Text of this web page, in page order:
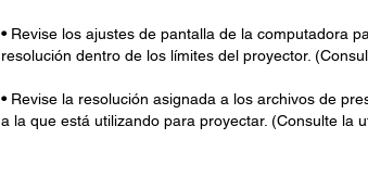
• Revise los ajustes de pantalla de la computadora
resolución dentro de los límites del proyector.
• Revise la resolución asignada a los archivos de
a la que está utilizando para proyectar. (Consulte la